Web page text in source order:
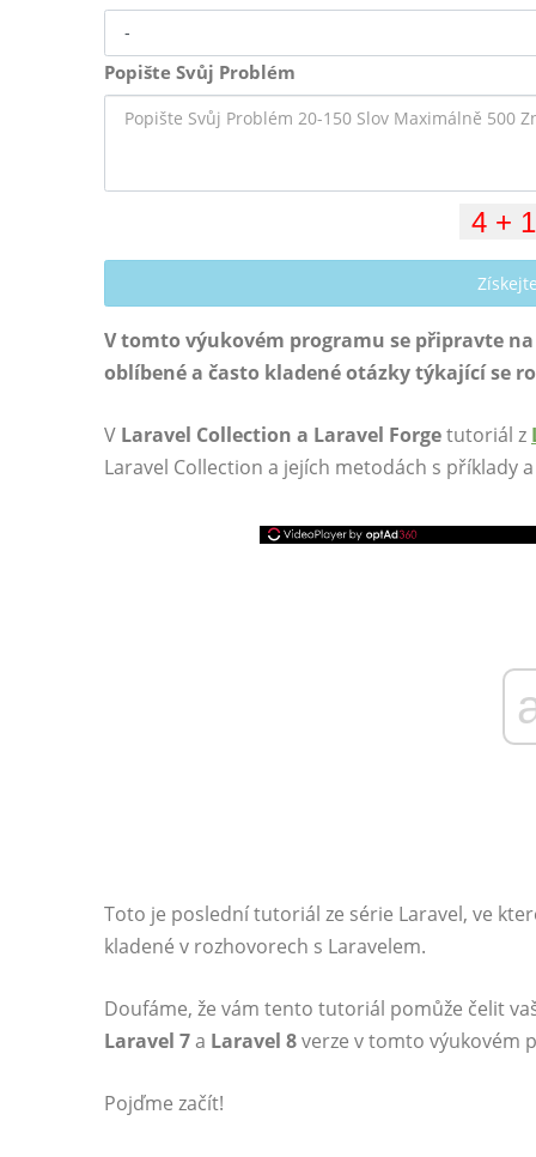
Popište Svůj Problém
V tomto výukovém programu se připravte
oblíbené a často kladené otázky týkající se
V Laravel Collection a Laravel Forgetutoriál z
Laravel Collection a jejích metodách s příklady
Toto je poslední tutoriál ze série Laravel, ve
kladené v rozhovorech s Laravelem.
Doufáme, že vám tento tutoriál pomůže čelit
Laravel 7a Laravel 8verze v tomto výukovém
Pojďme začít!